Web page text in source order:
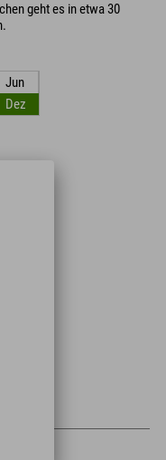
geht es in etwa 30
Jun
Dez